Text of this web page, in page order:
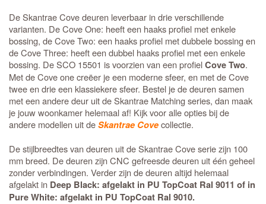
De Skantrae Cove deuren leverbaar in drie verschillende
varianten. De Cove One: heeft een haaks profiel met enkele
bossing, de Cove Two: een haaks profiel met dubbele bossing en
de Cove Three: heeft een dubbel haaks profiel met een enkele
bossing. De SCO 15501 is voorzien van een profielCove Two.
Met de Cove one creëer je een moderne sfeer, en met de Cove
twee en drie een klassiekere sfeer. Bestel je de deuren samen
met een andere deur uit de Skantrae Matching series, dan maak
je jouw woonkamer helemaal af! Kijk voor alle opties bij de
andere modellen uit deSkantrae Covecollectie.
De stijlbreedtes van deuren uit de Skantrae Cove serie zijn 100
mm breed. De deuren zijn CNC gefreesde deuren uit één geheel
zonder verbindingen. Verder zijn de deuren altijd helemaal
afgelakt in Deep Black: afgelakt in PU TopCoat Ral 9011 of in
Pure White: afgelakt in PU TopCoat Ral 9010.